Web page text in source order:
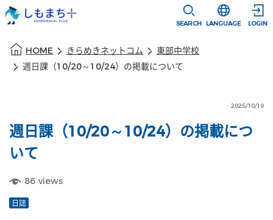
SEARCH
選択すると言
LANGUAGE LOGIN
HOME きらめきネットコム
東部中学校
週日課（10/20～10/24）の掲載について
2025/10/19
週日課（10/20～10/24）の掲載につ
いて
86 views
日誌